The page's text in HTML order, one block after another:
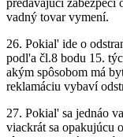
predávajúci zabezpečí
vadný tovar vymení.
26. Pokial' ide o
podl'a čl.8 bodu 15.
akým spôsobom má
reklamáciu vybaví
27. Pokial' sa jednáo
viackrát sa opakujúcu